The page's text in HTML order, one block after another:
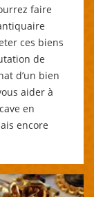
faire
ces biens
de
d’un bien
aider à
en
encore